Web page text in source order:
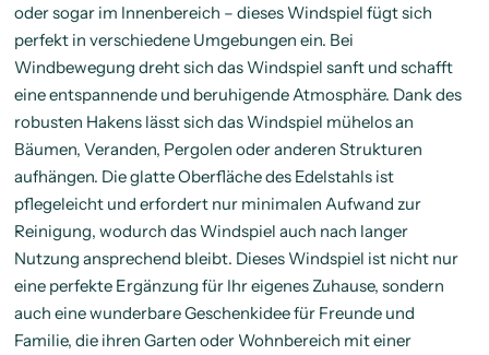
oder sogar im Innenbereich – dieses Windspiel fügt sich
perfekt in verschiedene Umgebungen ein. Bei
Windbewegung dreht sich das Windspiel sanft und schafft
eine entspannende und beruhigende Atmosphäre. Dank des
robusten Hakens lässt sich das Windspiel mühelos an
Bäumen, Veranden, Pergolen oder anderen Strukturen
aufhängen. Die glatte Oberfläche des Edelstahls ist
pflegeleicht und erfordert nur minimalen Aufwand zur
Reinigung, wodurch das Windspiel auch nach langer
Nutzung ansprechend bleibt. Dieses Windspiel ist nicht nur
eine perfekte Ergänzung für Ihr eigenes Zuhause, sondern
auch eine wunderbare Geschenkidee für Freunde und
Familie, die ihren Garten oder Wohnbereich mit einer